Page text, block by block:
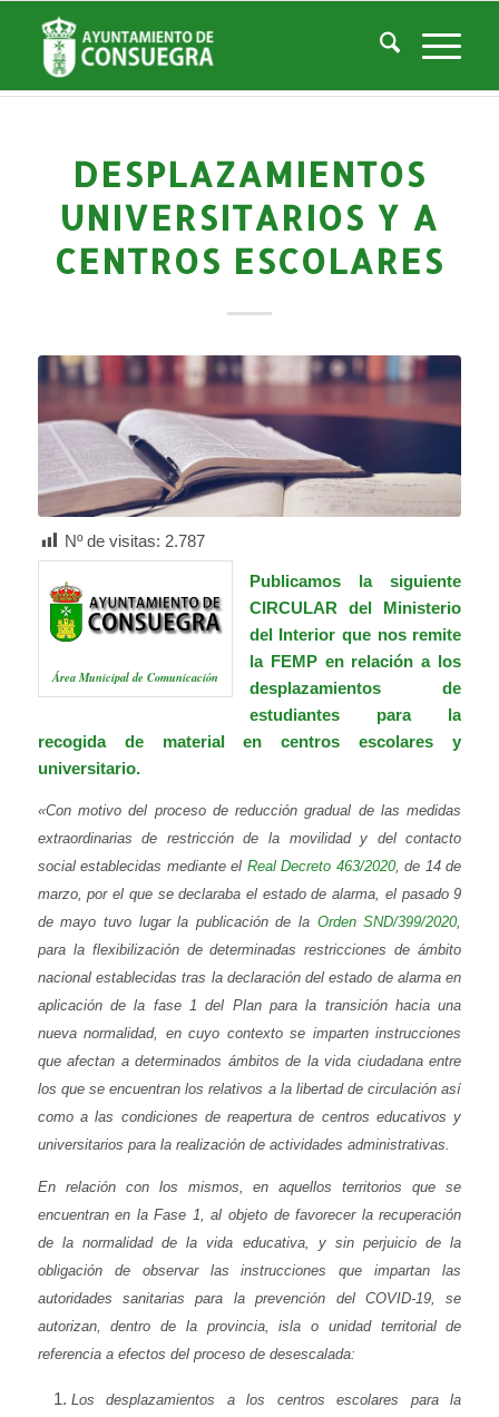
Noticias
Usted está aquí: Inicio / Noticias
Noticias-Actualidad
/ Desplazamientos universitarios y a centros escolares
DESPLAZAMIENTOS
UNIVERSITARIOS Y A
CENTROS ESCOLARES
Nº de visitas: 2.787
Área Municipal de Comunicación
Publicamos la siguiente
CIRCULAR del Ministerio
del Interior que nos remite
la FEMP en relación a los
desplazamientos de
estudiantes para la
recogida de material en centros escolares y
universitario.
«Con motivo del proceso de reducción gradual de las medidas
extraordinarias de restricción de la movilidad y del contacto
social establecidas mediante el Real Decreto 463/2020, de 14 de
marzo, por el que se declaraba el estado de alarma, el pasado 9
de mayo tuvo lugar la publicación de la Orden SND/399/2020,
para la flexibilización de determinadas restricciones de ámbito
nacional establecidas tras la declaración del estado de alarma en
aplicación de la fase 1 del Plan para la transición hacia una
nueva normalidad, en cuyo contexto se imparten instrucciones
que afectan a determinados ámbitos de la vida ciudadana entre
los que se encuentran los relativos a la libertad de circulación así
como a las condiciones de reapertura de centros educativos y
universitarios para la realización de actividades administrativas.
En relación con los mismos, en aquellos territorios que se
encuentran en la Fase 1, al objeto de favorecer la recuperación
de la normalidad de la vida educativa, y sin perjuicio de la
obligación de observar las instrucciones que impartan las
autoridades sanitarias para la prevención del COVID-19, se
autorizan, dentro de la provincia, isla o unidad territorial de
referencia a efectos del proceso de desescalada:
Los desplazamientos a los centros escolares para la